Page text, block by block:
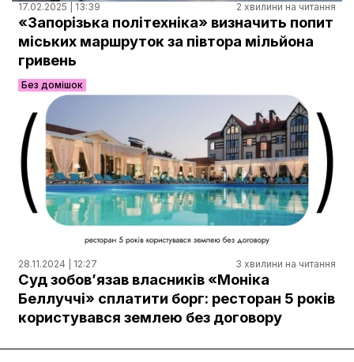
17.02.2025 | 13:39 2 хвилини на читання
«Запорізька політехніка» визначить попит
міських маршруток за півтора мільйона
гривень
Без домішок
28.11.2024 | 12:27 3 хвилини на читання
Суд зобовʼязав власників «Моніка
Беллуччі» сплатити борг: ресторан 5 років
користувався землею без договору